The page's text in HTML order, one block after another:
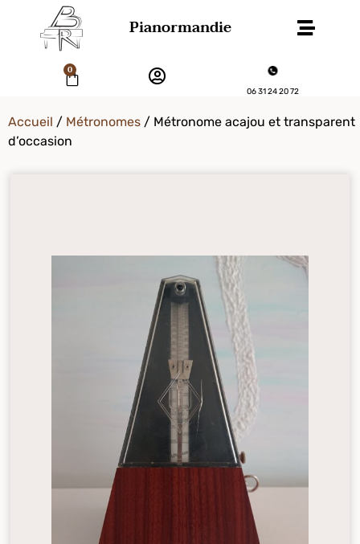
Pianormandie
0
06 31 24 20 72
Accueil / Métronomes / Métronome acajou et transparent
d’occasion